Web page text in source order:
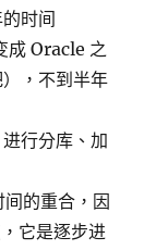
时间
成 Oracle 之
，不到半年
行分库、加
的重合，因
它是逐步进